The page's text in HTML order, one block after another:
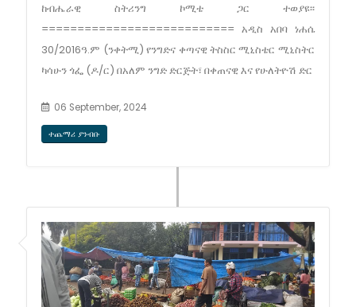
ከብሔራዊ ስትሪንግ ኮሚቴ ጋር ተወያዩ፡፡
=========================== አዲስ አበባ ነሐሴ
30/2016ዓ.ም (ንቀትሚ) የንግድና ቀጣናዊ ትስስር ሚኒስቴር ሚኒስትር
ካሳሁን ጎፌ (ዶ/ር) በአለም ንግድ ድርጅት፣ በቀጠናዊ እና የሁለትዮሽ ድር
06 September, 2024
ተጨማሪ ያንብቡ